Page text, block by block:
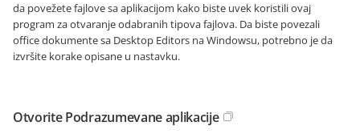
da povežete fajlove sa aplikacijom kako biste uvek koristili ovaj
program za otvaranje odabranih tipova fajlova. Da biste povezali
office dokumente sa Desktop Editors na Windowsu, potrebno je da
izvršite korake opisane u nastavku.
Otvorite Podrazumevane aplikacije